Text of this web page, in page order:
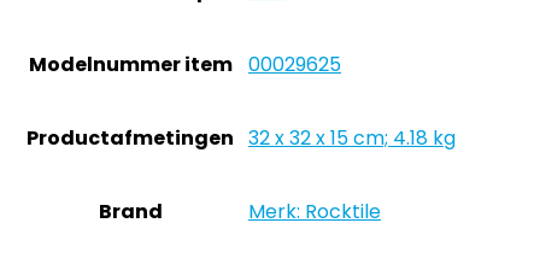
Modelnummer item ‎00029625
Productafmetingen ‎32 x 32 x 15 cm; 4.18 kg
Brand Merk: Rocktile